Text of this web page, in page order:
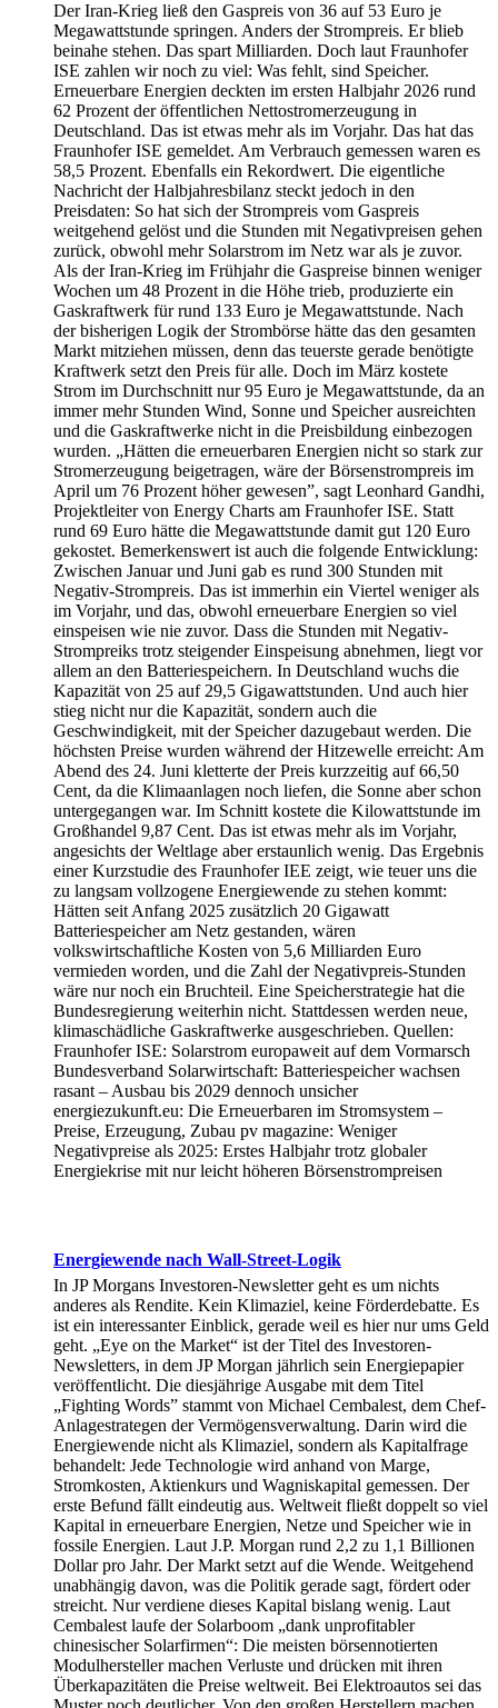
Der Iran-Krieg ließ den Gaspreis von 36 auf 53 Euro je
Megawattstunde springen. Anders der Strompreis. Er blieb
beinahe stehen. Das spart Milliarden. Doch laut Fraunhofer
ISE zahlen wir noch zu viel: Was fehlt, sind Speicher.
Erneuerbare Energien deckten im ersten Halbjahr 2026 rund
62 Prozent der öffentlichen Nettostromerzeugung in
Deutschland. Das ist etwas mehr als im Vorjahr. Das hat das
Fraunhofer ISE gemeldet. Am Verbrauch gemessen waren es
58,5 Prozent. Ebenfalls ein Rekordwert. Die eigentliche
Nachricht der Halbjahresbilanz steckt jedoch in den
Preisdaten: So hat sich der Strompreis vom Gaspreis
weitgehend gelöst und die Stunden mit Negativpreisen gehen
zurück, obwohl mehr Solarstrom im Netz war als je zuvor.
Als der Iran-Krieg im Frühjahr die Gaspreise binnen weniger
Wochen um 48 Prozent in die Höhe trieb, produzierte ein
Gaskraftwerk für rund 133 Euro je Megawattstunde. Nach
der bisherigen Logik der Strombörse hätte das den gesamten
Markt mitziehen müssen, denn das teuerste gerade benötigte
Kraftwerk setzt den Preis für alle. Doch im März kostete
Strom im Durchschnitt nur 95 Euro je Megawattstunde, da an
immer mehr Stunden Wind, Sonne und Speicher ausreichten
und die Gaskraftwerke nicht in die Preisbildung einbezogen
wurden. „Hätten die erneuerbaren Energien nicht so stark zur
Stromerzeugung beigetragen, wäre der Börsenstrompreis im
April um 76 Prozent höher gewesen”, sagt Leonhard Gandhi,
Projektleiter von Energy Charts am Fraunhofer ISE. Statt
rund 69 Euro hätte die Megawattstunde damit gut 120 Euro
gekostet. Bemerkenswert ist auch die folgende Entwicklung:
Zwischen Januar und Juni gab es rund 300 Stunden mit
Negativ-Strompreis. Das ist immerhin ein Viertel weniger als
im Vorjahr, und das, obwohl erneuerbare Energien so viel
einspeisen wie nie zuvor. Dass die Stunden mit Negativ-
Strompreiks trotz steigender Einspeisung abnehmen, liegt vor
allem an den Batteriespeichern. In Deutschland wuchs die
Kapazität von 25 auf 29,5 Gigawattstunden. Und auch hier
stieg nicht nur die Kapazität, sondern auch die
Geschwindigkeit, mit der Speicher dazugebaut werden. Die
höchsten Preise wurden während der Hitzewelle erreicht: Am
Abend des 24. Juni kletterte der Preis kurzzeitig auf 66,50
Cent, da die Klimaanlagen noch liefen, die Sonne aber schon
untergegangen war. Im Schnitt kostete die Kilowattstunde im
Großhandel 9,87 Cent. Das ist etwas mehr als im Vorjahr,
angesichts der Weltlage aber erstaunlich wenig. Das Ergebnis
einer Kurzstudie des Fraunhofer IEE zeigt, wie teuer uns die
zu langsam vollzogene Energiewende zu stehen kommt:
Hätten seit Anfang 2025 zusätzlich 20 Gigawatt
Batteriespeicher am Netz gestanden, wären
volkswirtschaftliche Kosten von 5,6 Milliarden Euro
vermieden worden, und die Zahl der Negativpreis-Stunden
wäre nur noch ein Bruchteil. Eine Speicherstrategie hat die
Bundesregierung weiterhin nicht. Stattdessen werden neue,
klimaschädliche Gaskraftwerke ausgeschrieben. Quellen:
Fraunhofer ISE: Solarstrom europaweit auf dem Vormarsch
Bundesverband Solarwirtschaft: Batteriespeicher wachsen
rasant – Ausbau bis 2029 dennoch unsicher
energiezukunft.eu: Die Erneuerbaren im Stromsystem –
Preise, Erzeugung, Zubau pv magazine: Weniger
Negativpreise als 2025: Erstes Halbjahr trotz globaler
Energiekrise mit nur leicht höheren Börsenstrompreisen
Energiewende nach Wall-Street-Logik
In JP Morgans Investoren-Newsletter geht es um nichts
anderes als Rendite. Kein Klimaziel, keine Förderdebatte. Es
ist ein interessanter Einblick, gerade weil es hier nur ums Geld
geht. „Eye on the Market“ ist der Titel des Investoren-
Newsletters, in dem JP Morgan jährlich sein Energiepapier
veröffentlicht. Die diesjährige Ausgabe mit dem Titel
„Fighting Words” stammt von Michael Cembalest, dem Chef-
Anlagestrategen der Vermögensverwaltung. Darin wird die
Energiewende nicht als Klimaziel, sondern als Kapitalfrage
behandelt: Jede Technologie wird anhand von Marge,
Stromkosten, Aktienkurs und Wagniskapital gemessen. Der
erste Befund fällt eindeutig aus. Weltweit fließt doppelt so viel
Kapital in erneuerbare Energien, Netze und Speicher wie in
fossile Energien. Laut J.P. Morgan rund 2,2 zu 1,1 Billionen
Dollar pro Jahr. Der Markt setzt auf die Wende. Weitgehend
unabhängig davon, was die Politik gerade sagt, fördert oder
streicht. Nur verdiene dieses Kapital bislang wenig. Laut
Cembalest laufe der Solarboom „dank unprofitabler
chinesischer Solarfirmen“: Die meisten börsennotierten
Modulhersteller machen Verluste und drücken mit ihren
Überkapazitäten die Preise weltweit. Bei Elektroautos sei das